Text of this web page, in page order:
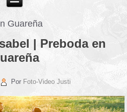
Guareña
| Preboda en
Por Foto-Video Justi